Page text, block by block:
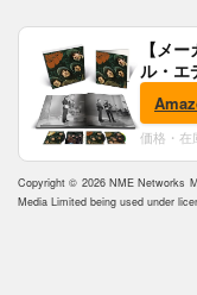
【メ
ル・エ
(完全
価格・在
Copyright © 2026 NME Networks
Media Limited being used under